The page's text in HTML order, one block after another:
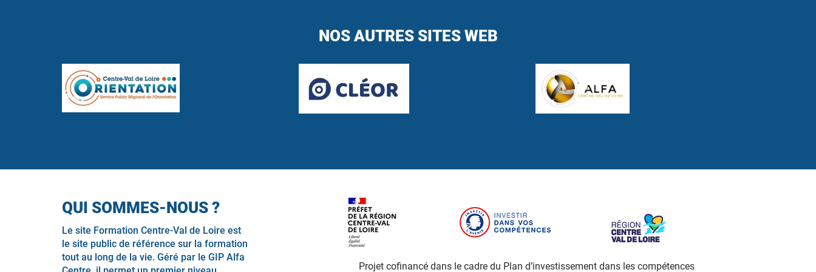
NOS AUTRES SITES WEB
QUI SOMMES-NOUS ?
Le site Formation Centre-Val de Loire est
le site public de référence sur la formation
tout au long de la vie. Géré par le GIP Alfa
Projet cofinancé dans le cadre du Plan d’investissement dans les compétences